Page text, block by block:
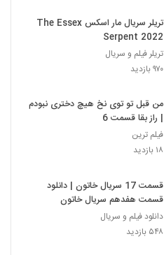
تریلر سریال مار اسکس The Essex
Serpent 2022
تریلر فیلم و سریال
۹۷۰ بازدید
من قبل تو توی نخ هیچ دختری نبودم
| راز بقا قسمت 6
فیلم ترین
۱۸ بازدید
قسمت 17 سریال خاتون | دانلود
قسمت هفدهم سریال خاتون
دانلود فیلم و سریال
۵۴۸ بازدید